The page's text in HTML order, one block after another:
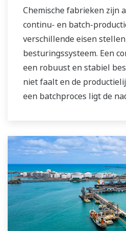
binnen hun fabrieken te
Chemische fabrieken zijn
continu- en batch-
verschillende eisen
besturingssysteem. Een
een robuust en stabiel
niet faalt en de
een batchproces ligt de
procedures. Beide soorten
worden beheerd naar
productiegeschiedenis
product, en in staat zijn
werkzaamheden uit te
uitgebreide
systeemingenieurs en